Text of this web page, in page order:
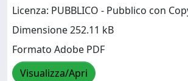
Licenza: PUBBLICO - Pubblico con
Dimensione 252.11 kB
Formato Adobe PDF
Visualizza/Apri